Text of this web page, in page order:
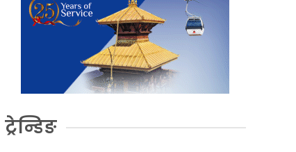
ट्रेन्डिङ